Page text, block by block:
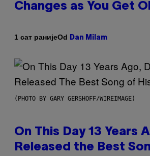
Changes as You Get
1 сат ранијеOd Dan Milam
(PHOTO BY GARY GERSHOFF/WIREIMAGE)
On This Day 13 Years
Released the Best